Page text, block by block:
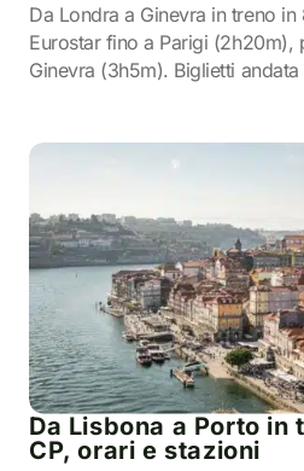
Da Londra a Ginevra in treno
Eurostar fino a Parigi (2h20m),
Ginevra (3h5m). Biglietti
Da Lisbona a Porto
CP, orari e stazioni